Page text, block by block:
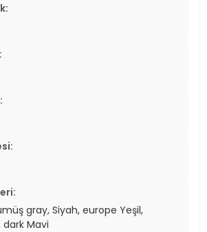
gray, Siyah, europe Yeşil,
dark Mavi